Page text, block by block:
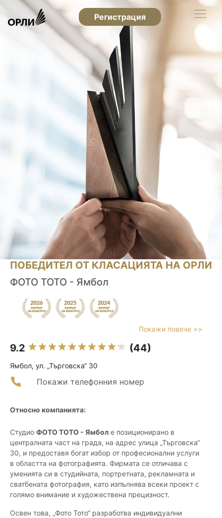
Регистрация
ПОБЕДИТЕЛ ОТ КЛАСАЦИЯТА НА ОРЛИ
ФОТО ТОТО - Ямбол
Покажи повече >>
9.2 (44)
Ямбол, ул. „Търговска“ 30
Покажи телефонния номер
Относно компанията:
Студио ФОТО ТОТО - Ямбол е позиционирано в
централната част на града, на адрес улица „Търговска“
30, и предоставя богат избор от професионални услуги
в областта на фотографията. Фирмата се отличава с
уменията си в студийната, портретната, рекламната и
сватбената фотография, като изпълнява всеки проект с
голямо внимание и художествена прецизност.
Освен това, „Фото Тото“ разработва индивидуални